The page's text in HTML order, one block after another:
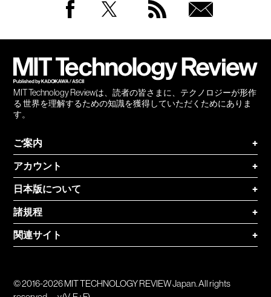
MIT Technology Reviewは、読者の皆さまに、テクノロジーが形作
る 世界を理解するための知識を獲得していただくためにありま
す。
ご案内
+
アカウント
+
日本版について
+
諸規程
+
関連サイト
+
© 2016-2026 MIT TECHNOLOGY REVIEW Japan. All rights